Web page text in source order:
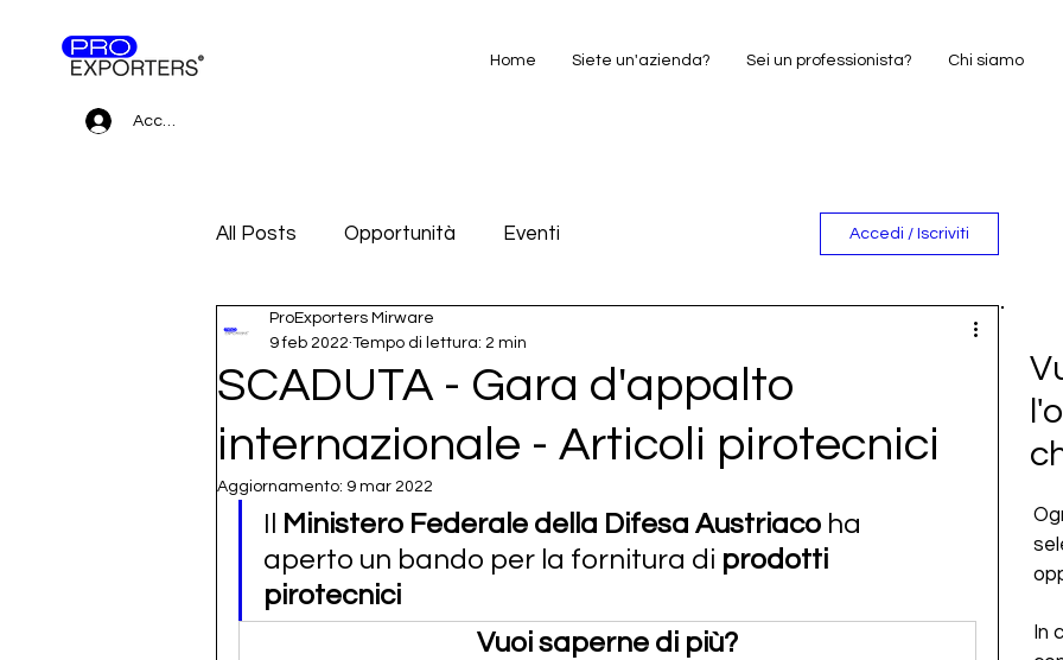
Accedi
Home Siete un'azienda? Sei un professionista? Chi siamo
All Posts Opportunità Eventi
Gare d'appalto e Subforniture
Accedi / Iscriviti
SCADUTA - Gara d'appalto
internazionale - Articoli pirotecnici
ProExporters Mirware
9 feb 2022 Tempo di lettura: 2 min
Aggiornamento: 9 mar 2022
Il Ministero Federale della Difesa Austriaco ha
aperto un bando per la fornitura di prodotti
pirotecnici
Vuoi saperne di più?
In